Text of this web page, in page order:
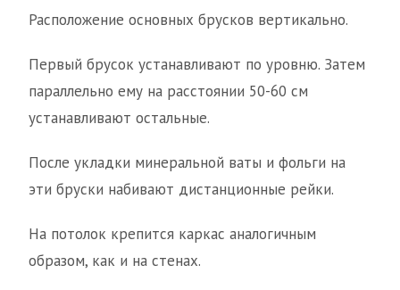
Расположение основных брусков вертикально.
Первый брусок устанавливают по уровню. Затем
параллельно ему на расстоянии 50-60 см
устанавливают остальные.
После укладки минеральной ваты и фольги на
эти бруски набивают дистанционные рейки.
На потолок крепится каркас аналогичным
образом, как и на стенах.